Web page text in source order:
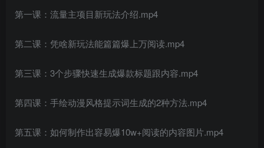
第一课：流量主项目新玩法介绍.mp4
第二课：凭啥新玩法能篇篇爆上万阅读.mp4
第三课：3个步骤快速生成爆款标题跟内容.mp4
第四课：手绘动漫风格提示词生成的2种方法.mp4
第五课：如何制作出容易爆10w+阅读的内容图片.mp4